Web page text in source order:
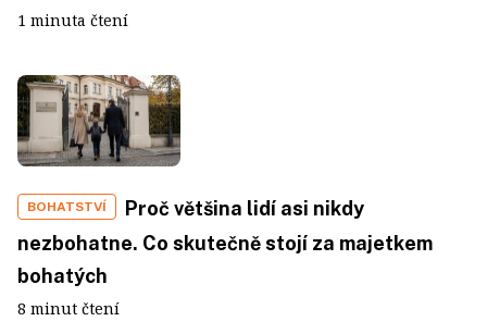
1 minuta čtení
BOHATSTVÍ
Proč většina lidí asi nikdy
nezbohatne. Co skutečně stojí za majetkem
bohatých
8 minut čtení